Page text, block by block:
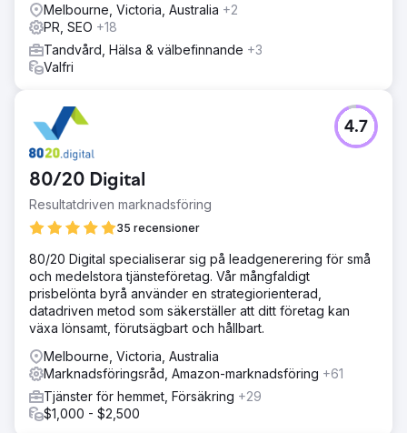
Melbourne, Victoria, Australia +2
PR, SEO +18
Tandvård, Hälsa & välbefinnande +3
Valfri
80/20 Digital
Resultatdriven marknadsföring
35 recensioner
4.7
80/20 Digital specialiserar sig på leadgenerering för små
och medelstora tjänsteföretag. Vår mångfaldigt
prisbelönta byrå använder en strategiorienterad,
datadriven metod som säkerställer att ditt företag kan
växa lönsamt, förutsägbart och hållbart.
Melbourne, Victoria, Australia
Marknadsföringsråd, Amazon-marknadsföring +61
Tjänster för hemmet, Försäkring +29
$1,000 - $2,500